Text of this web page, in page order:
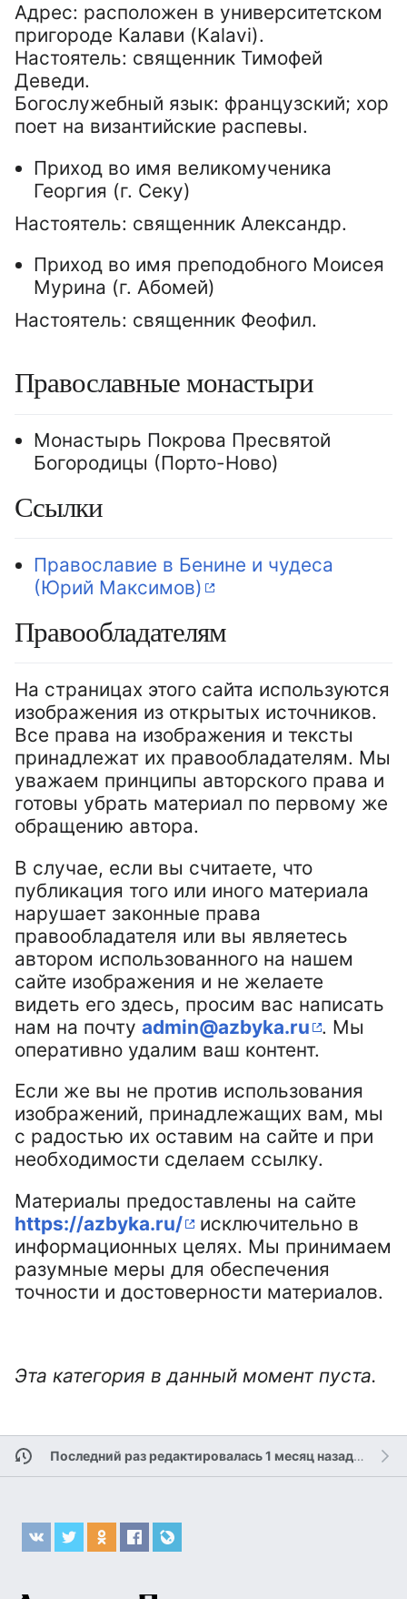
Адрес: расположен в университетском
пригороде Калави (Kalavi).
Настоятель: священник Тимофей
Деведи.
Богослужебный язык: французский; хор
поет на византийские распевы.
Приход во имя великомученика
Георгия (г. Секу)
Настоятель: священник Александр.
Приход во имя преподобного Моисея
Мурина (г. Абомей)
Настоятель: священник Феофил.
Православные монастыри
Монастырь Покрова Пресвятой
Богородицы (Порто-Ново)
Ссылки
Православие в Бенине и чудеса
(Юрий Максимов)
Правообладателям
На страницах этого сайта используются
изображения из открытых источников.
Все права на изображения и тексты
принадлежат их правообладателям. Мы
уважаем принципы авторского права и
готовы убрать материал по первому же
обращению автора.
В случае, если вы считаете, что
публикация того или иного материала
нарушает законные права
правообладателя или вы являетесь
автором использованного на нашем
сайте изображения и не желаете
видеть его здесь, просим вас написать
нам на почту admin@azbyka.ru . Мы
оперативно удалим ваш контент.
Если же вы не против использования
изображений, принадлежащих вам, мы
с радостью их оставим на сайте и при
необходимости сделаем ссылку.
Материалы предоставлены на сайте
https://azbyka.ru/
исключительно в
информационных целях. Мы принимаем
разумные меры для обеспечения
точности и достоверности материалов.
Эта категория в данный момент пуста.
Последний раз редактировалась 1 месяц назад